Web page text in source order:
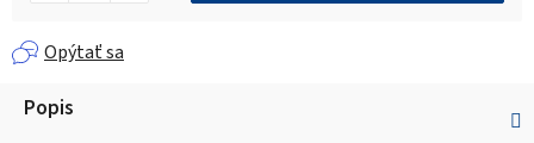
Opýtať sa
Popis